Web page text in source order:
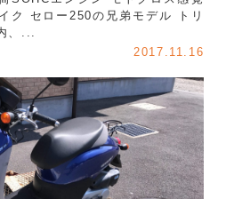
ク セロー250の兄弟モデル トリ
、...
2017.11.16